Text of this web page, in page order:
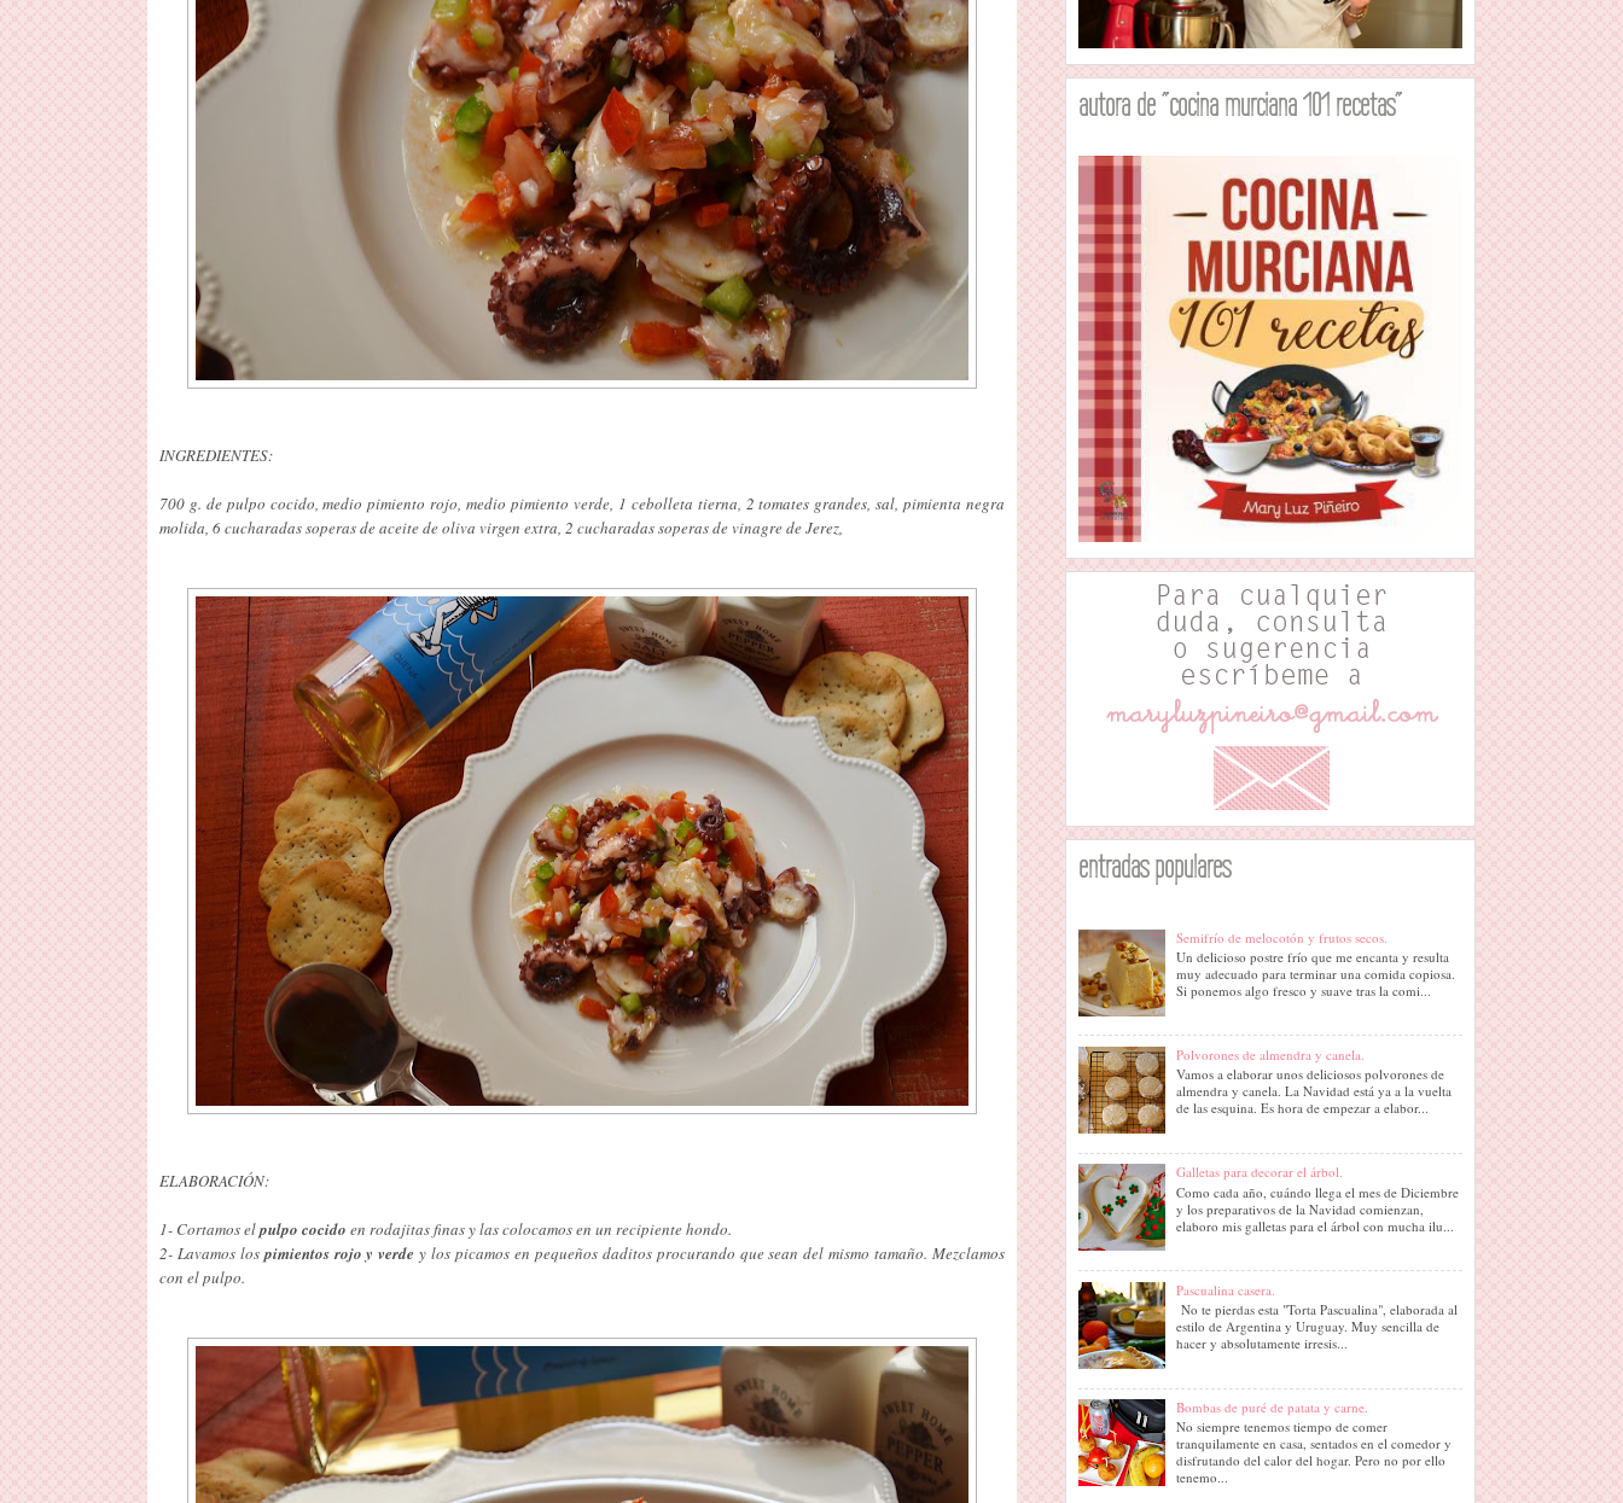
INGREDIENTES:
700 g. de pulpo cocido, medio pimiento rojo, medio pimiento verde, 1 cebolleta tierna, 2 tomates grandes, sal, pimienta negra
molida, 6 cucharadas soperas de aceite de oliva virgen extra, 2 cucharadas soperas de vinagre de Jerez,
ELABORACIÓN:
1- Cortamos elpulpo cocido en rodajitas finas y las colocamos en un recipiente hondo.
2- Lavamos lospimientos rojo y verde y los picamos en pequeños daditos procurando que sean del mismo tamaño. Mezclamos
con el pulpo.
autora de "cocina murciana 101 recetas"
entradas populares
Semifrío de melocotón y frutos secos.
Un delicioso postre frío que me encanta y resulta
muy adecuado para terminar una comida copiosa.
Si ponemos algo fresco y suave tras la comi...
Polvorones de almendra y canela.
Vamos a elaborar unos deliciosos polvorones de
almendra y canela. La Navidad está ya a la vuelta
de las esquina. Es hora de empezar a elabor...
Galletas para decorar el árbol.
Como cada año, cuándo llega el mes de Diciembre
y los preparativos de la Navidad comienzan,
elaboro mis galletas para el árbol con mucha ilu...
Pascualina casera.
No te pierdas esta "Torta Pascualina", elaborada al
estilo de Argentina y Uruguay. Muy sencilla de
hacer y absolutamente irresis...
Bombas de puré de patata y carne.
No siempre tenemos tiempo de comer
tranquilamente en casa, sentados en el comedor y
disfrutando del calor del hogar. Pero no por ello
tenemo...